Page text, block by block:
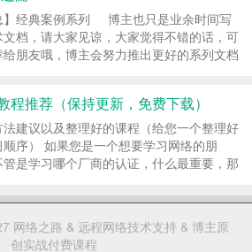
】经典案例系列 博主也只是业余时间写
档，请大家见谅，大家觉得不错的话，可
给朋友哦，博主会努力推出更好的系列文档
谢大家的支持，更多技术文章尽在网络之
，http://ccieh3c.com 。 ……继续阅读 »
程推荐（保持更新，免费下载）
建议以及整理好的课程（给您一个整理好
顺序） 如果您是一个想要学习网络的朋
是学习哪个厂商的认证，什么最重要，那
只会是一个纯敲命令的IT民工，经常见到一
）课并且考试得到了证书，但却找不到工
网络之路 & 远程网络技术支持 & 博主原
创实战付费课程